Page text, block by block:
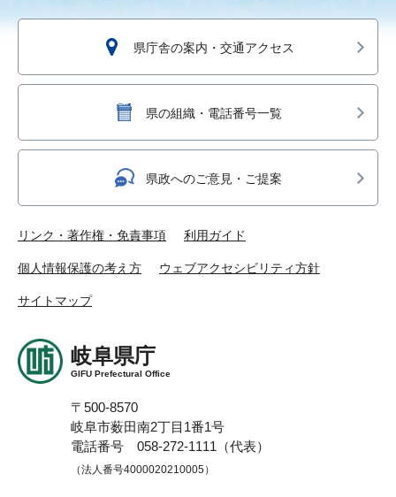
県庁舎の案内・交通アクセス
県の組織・電話番号一覧
県政へのご意見・ご提案
リンク・著作権・免責事項 利用ガイド
個人情報保護の考え方 ウェブアクセシビリティ方針
サイトマップ
岐阜県庁
GIFU Prefectural Office
〒500-8570
岐阜市薮田南2丁目1番1号
電話番号 058-272-1111（代表）
（法人番号4000020210005）